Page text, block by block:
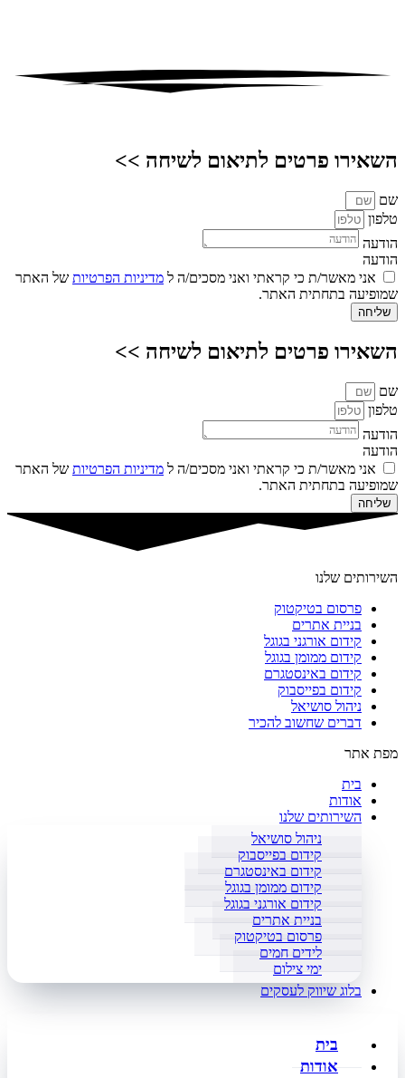
השאירו פרטים לתיאום לשיחה >>
שם
טלפון
הודעה
הודעה
אני מאשר/ת כי קראתי ואני מסכים/ה למדיניות הפרטיותשל האתר
שמופיעה בתחתית האתר.
שליחה
השאירו פרטים לתיאום לשיחה >>
שם
טלפון
הודעה
הודעה
אני מאשר/ת כי קראתי ואני מסכים/ה למדיניות הפרטיותשל האתר
שמופיעה בתחתית האתר.
שליחה
השירותים שלנו
פרסום בטיקטוק
בניית אתרים
קידום אורגני בגוגל
קידום ממומן בגוגל
קידום באינסטגרם
קידום בפייסבוק
ניהול סושיאל
דברים שחשוב להכיר
מפת אתר
בית
אודות
השירותים שלנו
ניהול סושיאל
קידום בפייסבוק
קידום באינסטגרם
קידום ממומן בגוגל
קידום אורגני בגוגל
בניית אתרים
פרסום בטיקטוק
לידים חמים
ימי צילום
בלוג שיווק לעסקים
בית
אודות